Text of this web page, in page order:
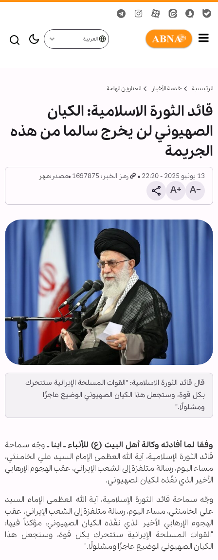
العربية
الرئيسية خدمة الأخبار العناوين الهامة
قائد الثورة الاسلامية: الكيان
الصهيوني لن يخرج سالما من هذه
الجريمة
13 يونيو 2025 - 22:20 رمز الخبر: 1697875 مصدر:مهر
قال قائد الثورة الاسلامية: "القوات المسلحة الإيرانية ستتحرك
بكل قوة، وستجعل هذا الكيان الصهيوني الوضيع عاجزًا
ومشلولًا."
وفقا لما أفادته وكالة أهل البيت (ع) للأنباء ـ ابنا ـوجّه سماحة
قائد الثورة الإسلامية، آية الله العظمى الإمام السيد علي الخامنئي،
مساء اليوم، رسالة متلفزة إلى الشعب الإيراني، عقب الهجوم الإرهابي
الأخير الذي نفّذه الكيان الصهيوني.
وجّه سماحة قائد الثورة الإسلامية، آية الله العظمى الإمام السيد
علي الخامنئي، مساء اليوم، رسالة متلفزة إلى الشعب الإيراني، عقب
الهجوم الإرهابي الأخير الذي نفّذه الكيان الصهيوني، مؤكداً فيها:
"القوات المسلحة الإيرانية ستتحرك بكل قوة، وستجعل هذا
الكيان الصهيوني الوضيع عاجزًا ومشلولًا."